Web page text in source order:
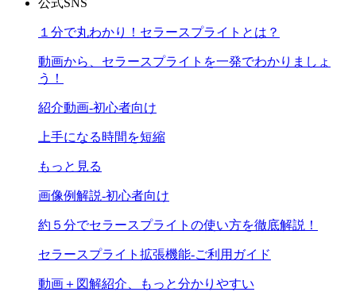
公式SNS
１分で丸わかり！セラースプライトとは？
動画から、セラースプライトを一発でわかりましょ
う！
紹介動画-初心者向け
上手になる時間を短縮
もっと見る
画像例解説-初心者向け
約５分でセラースプライトの使い方を徹底解説！
セラースプライト拡張機能-ご利用ガイド
動画＋図解紹介、もっと分かりやすい